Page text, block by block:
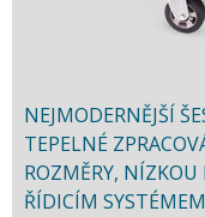
NEJMODERNĚJŠÍ
TEPELNÉ
ROZMĚRY,
ŘÍDICÍM